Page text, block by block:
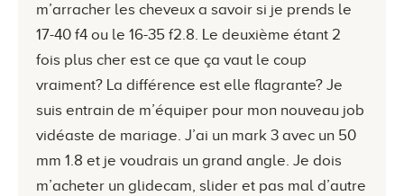
m’arracher les cheveux a savoir si je prends le
17-40 f4 ou le 16-35 f2.8. Le deuxième étant 2
fois plus cher est ce que ça vaut le coup
vraiment? La différence est elle flagrante? Je
suis entrain de m’équiper pour mon nouveau job
vidéaste de mariage. J’ai un mark 3 avec un 50
mm 1.8 et je voudrais un grand angle. Je dois
m’acheter un glidecam, slider et pas mal d’autre